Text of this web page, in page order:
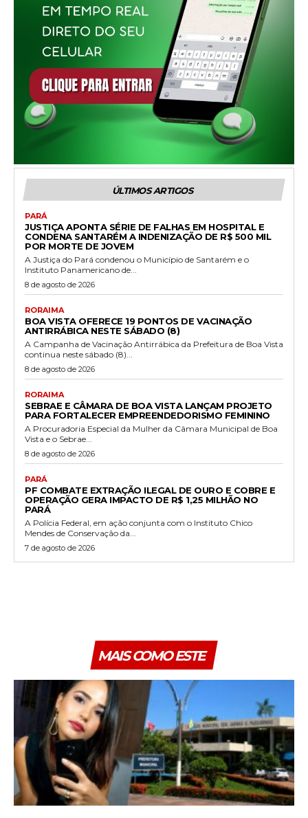
ÚLTIMOS ARTIGOS
PARÁ
JUSTIÇA APONTA SÉRIE DE FALHAS EM HOSPITAL E
CONDENA SANTARÉM A INDENIZAÇÃO DE R$ 500 MIL
POR MORTE DE JOVEM
A Justiça do Pará condenou o Município de Santarém e o
Instituto Panamericano de...
8 de agosto de 2026
RORAIMA
BOA VISTA OFERECE 19 PONTOS DE VACINAÇÃO
ANTIRRÁBICA NESTE SÁBADO (8)
A Campanha de Vacinação Antirrábica da Prefeitura de Boa Vista
continua neste sábado (8)...
8 de agosto de 2026
RORAIMA
SEBRAE E CÂMARA DE BOA VISTA LANÇAM PROJETO
PARA FORTALECER EMPREENDEDORISMO FEMININO
A Procuradoria Especial da Mulher da Câmara Municipal de Boa
Vista e o Sebrae...
8 de agosto de 2026
PARÁ
PF COMBATE EXTRAÇÃO ILEGAL DE OURO E COBRE E
OPERAÇÃO GERA IMPACTO DE R$ 1,25 MILHÃO NO
PARÁ
A Polícia Federal, em ação conjunta com o Instituto Chico
Mendes de Conservação da...
7 de agosto de 2026
MAIS COMO ESTE